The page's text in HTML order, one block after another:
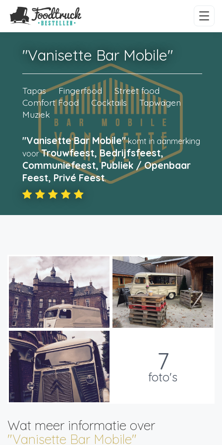
"Vanisette Bar Mobile"
Tapas Fingerfood
Street food
Comfort Food
Cocktails
Tapwagen
Muziek
"Vanisette Bar Mobile"komt in aanmerking
voorTrouwfeest, Bedrijfsfeest,
Communiefeest, Publiek / Openbaar
Feest, Privé Feest.
7
foto's
Wat meer informatie over
"Vanisette Bar Mobile"